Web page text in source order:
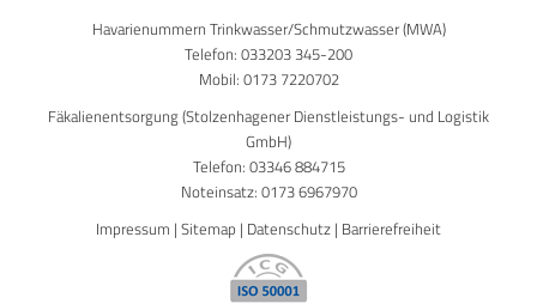
Published on6. Juni 2023
Havarienummern Trinkwasser/Schmutzwasser (MWA)
Telefon: 033203 345-200
Mobil: 0173 7220702
Fäkalienentsorgung (Stolzenhagener Dienstleistungs- und Logistik
GmbH)
Telefon: 03346 884715
Noteinsatz: 0173 6967970
Impressum | Sitemap | Datenschutz | Barrierefreiheit